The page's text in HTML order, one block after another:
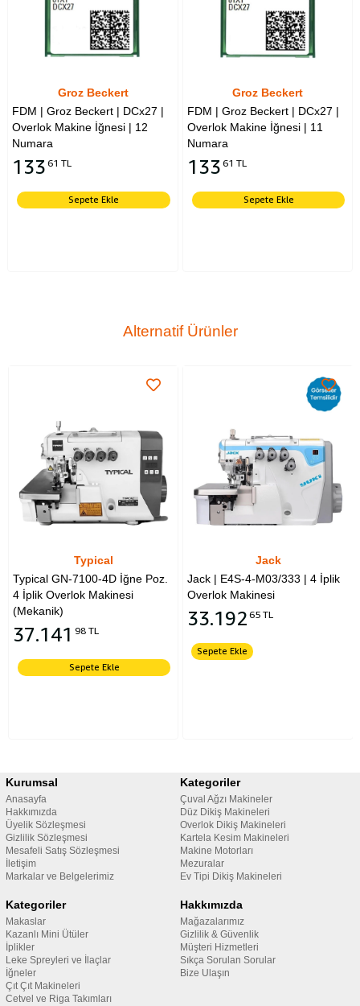
Groz Beckert
FDM | Groz Beckert | DCx27 |
Overlok Makine İğnesi | 12
Numara
133 61 TL
Sepete Ekle
Groz Beckert
FDM | Groz Beckert | DCx27 |
Overlok Makine İğnesi | 11
Numara
133 61 TL
Sepete Ekle
Alternatif Ürünler
Typical
Typical GN-7100-4D İğne Poz.
4 İplik Overlok Makinesi
(Mekanik)
37.141 98 TL
Sepete Ekle
Jack
Jack | E4S-4-M03/333 | 4 İplik
Overlok Makinesi
33.192 65 TL
Sepete Ekle
Kurumsal
Anasayfa
Hakkımızda
Üyelik Sözleşmesi
Gizlilik Sözleşmesi
Mesafeli Satış Sözleşmesi
İletişim
Markalar ve Belgelerimiz
Kategoriler
Çuval Ağzı Makineler
Düz Dikiş Makineleri
Overlok Dikiş Makineleri
Kartela Kesim Makineleri
Makine Motorları
Mezuralar
Ev Tipi Dikiş Makineleri
Kategoriler
Makaslar
Kazanlı Mini Ütüler
İplikler
Leke Spreyleri ve İlaçlar
İğneler
Çıt Çıt Makineleri
Cetvel ve Riga Takımları
Hakkımızda
Mağazalarımız
Gizlilik & Güvenlik
Müşteri Hizmetleri
Sıkça Sorulan Sorular
Bize Ulaşın